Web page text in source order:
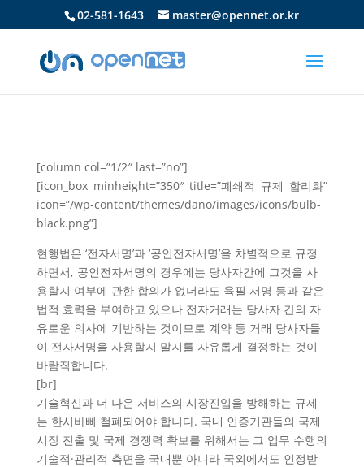
02-581-1643 master@opennet.or.kr
[column col=”1/2″ last=”no”]
[icon_box minheight=”350″ title=”폐쇄적 규제 합리화”
icon=”/wp-content/themes/dano/images/icons/bulb-
black.png”]
현행법은 ‘전자서명’과 ‘공인전자서명’을 차별적으로 규정
하면서, 공인전자서명의 경우에는 당사자간에 그것을 사
용할지 여부에 관한 합의가 없더라도 육필 서명 등과 같은
법적 효력을 부여하고 있으나 전자거래는 당사자 간의 자
유로운 의사에 기반하는 것이므로 계약 등 거래 당사자들
이 전자서명을 사용할지 말지를 자유롭게 결정하는 것이
바람직합니다.
[br]
기술혁신과 더 나은 서비스의 시장진입을 방해하는 규제
는 한시바삐 철폐되어야 합니다. 국내 인증기관들의 국제
시장 진출 및 국제 경쟁력 확보를 위해서는 그 업무 수행의
기술적·관리적 측면을 국내뿐 아니라 국외에서도 인정받